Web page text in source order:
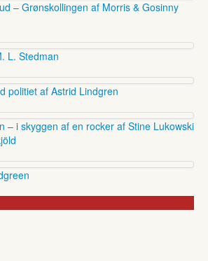
– Grønskollingen af Morris & Gosinny
L. Stedman
politiet af Astrid Lindgren
– i skyggen af en rocker af Stine Lukowski